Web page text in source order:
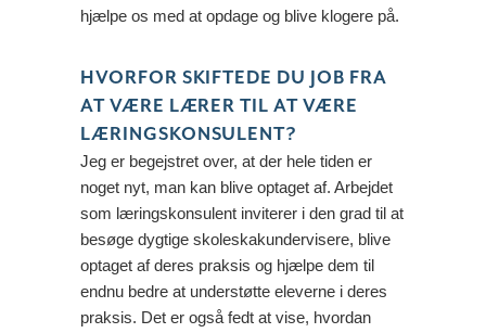
hjælpe os med at opdage og blive klogere på.
HVORFOR SKIFTEDE DU JOB FRA
AT VÆRE LÆRER TIL AT VÆRE
LÆRINGSKONSULENT?
Jeg er begejstret over, at der hele tiden er
noget nyt, man kan blive optaget af. Arbejdet
som læringskonsulent inviterer i den grad til at
besøge dygtige skoleskakundervisere, blive
optaget af deres praksis og hjælpe dem til
endnu bedre at understøtte eleverne i deres
praksis. Det er også fedt at vise, hvordan